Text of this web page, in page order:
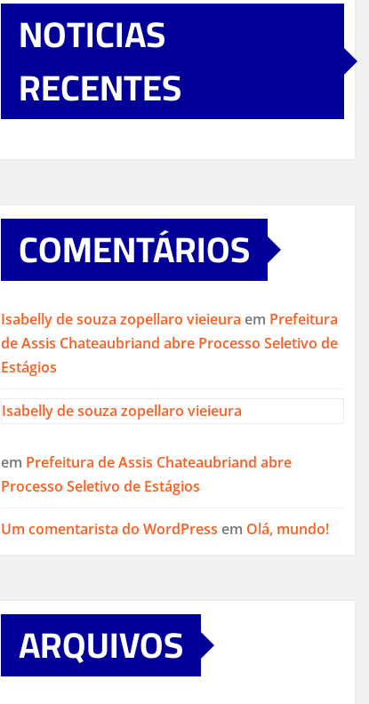
NOTICIAS
RECENTES
COMENTÁRIOS
Isabelly de souza zopellaro vieieura em Prefeitura
de Assis Chateaubriand abre Processo Seletivo de
Estágios
Isabelly de souza zopellaro vieieura
em Prefeitura de Assis Chateaubriand abre
Processo Seletivo de Estágios
Um comentarista do WordPress em Olá, mundo!
ARQUIVOS